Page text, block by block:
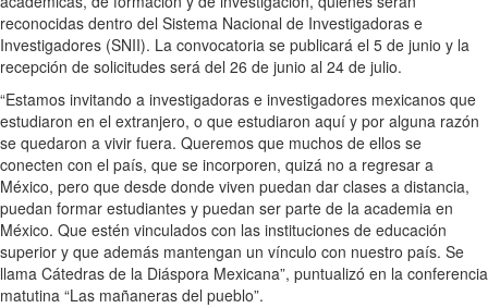
reconocidas dentro del Sistema Nacional de Investigadoras e
Investigadores (SNII). La convocatoria se publicará el 5 de junio y la
recepción de solicitudes será del 26 de junio al 24 de julio.
“Estamos invitando a investigadoras e investigadores mexicanos que
estudiaron en el extranjero, o que estudiaron aquí y por alguna razón
se quedaron a vivir fuera. Queremos que muchos de ellos se
conecten con el país, que se incorporen, quizá no a regresar a
México, pero que desde donde viven puedan dar clases a distancia,
puedan formar estudiantes y puedan ser parte de la academia en
México. Que estén vinculados con las instituciones de educación
superior y que además mantengan un vínculo con nuestro país. Se
llama Cátedras de la Diáspora Mexicana”, puntualizó en la conferencia
matutina “Las mañaneras del pueblo”.